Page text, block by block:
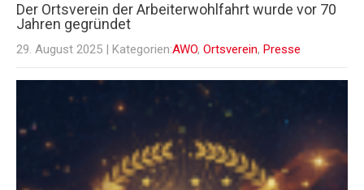
Der Ortsverein der Arbeiterwohlfahrt wurde vor 70
Jahren gegründet
29. August 2025 | Kategorien:AWO, Ortsverein, Presse